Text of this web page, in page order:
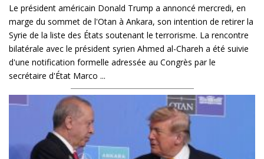
Le président américain Donald Trump a annoncé mercredi, en
marge du sommet de l'Otan à Ankara, son intention de retirer la
Syrie de la liste des États soutenant le terrorisme. La rencontre
bilatérale avec le président syrien Ahmed al-Chareh a été suivie
d'une notification formelle adressée au Congrès par le
secrétaire d'État Marco ...